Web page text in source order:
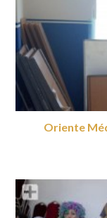
Oriente